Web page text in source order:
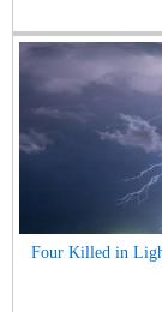
Four Killed in